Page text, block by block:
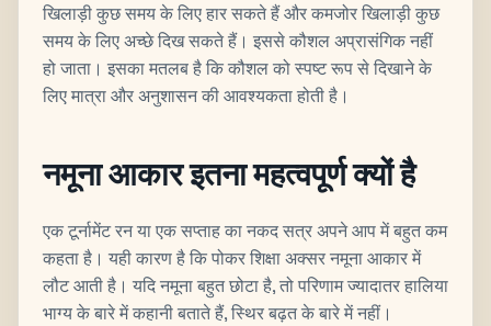
खिलाड़ी कुछ समय के लिए हार सकते हैं और कमजोर खिलाड़ी कुछ
समय के लिए अच्छे दिख सकते हैं। इससे कौशल अप्रासंगिक नहीं
हो जाता। इसका मतलब है कि कौशल को स्पष्ट रूप से दिखाने के
लिए मात्रा और अनुशासन की आवश्यकता होती है।
नमूना आकार इतना महत्वपूर्ण क्यों है
एक टूर्नामेंट रन या एक सप्ताह का नकद सत्र अपने आप में बहुत कम
कहता है। यही कारण है कि पोकर शिक्षा अक्सर नमूना आकार में
लौट आती है। यदि नमूना बहुत छोटा है, तो परिणाम ज्यादातर हालिया
भाग्य के बारे में कहानी बताते हैं, स्थिर बढ़त के बारे में नहीं।